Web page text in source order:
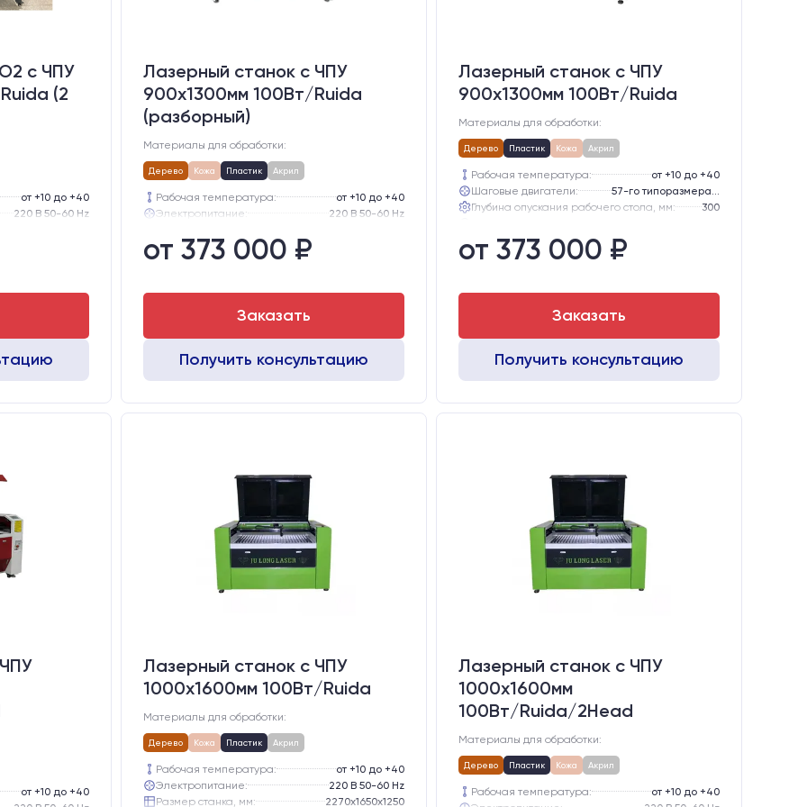
c ЧПУ
(2
от +10 до +40
220 В 50-60 Hz
мм:
Лазерный станок c ЧПУ
900х1300мм 100Вт/Ruida
(разборный)
Материалы для обработки:
Дерево Кожа Пластик Акрил
Рабочая температура:
от +10 до +40
Электропитание:
220 В 50-60 Hz
Глубина опускания рабочего стола, мм:
Направляющие оси Y:
от 373 000 ₽
Заказать
Получить консультацию
Лазерный станок c ЧПУ
900х1300мм 100Вт/Ruida
Материалы для обработки:
Дерево Пластик Кожа Акрил
Рабочая температура:
от +10 до +40
Шаговые двигатели:
Глубина опускания рабочего стола, мм:
300
Направляющие оси Х:
Точность позиционирования, мм:
от 373 000 ₽
Заказать
Получить консультацию
от +10 до +40
Лазерный станок c ЧПУ
1000х1600мм 100Вт/Ruida
Материалы для обработки:
Дерево Кожа Пластик Акрил
Рабочая температура:
от +10 до +40
Электропитание:
220 В 50-60 Hz
Размер станка, мм:
2270х1650х1250
Лазерный станок c ЧПУ
1000х1600мм
100Вт/Ruida/2Head
Материалы для обработки:
Дерево Пластик Кожа Акрил
Рабочая температура:
от +10 до +40